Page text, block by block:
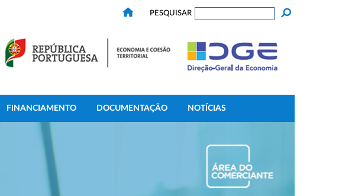
PESQUISAR
FINANCIAMENTO DOCUMENTAÇÃO NOTÍCIAS